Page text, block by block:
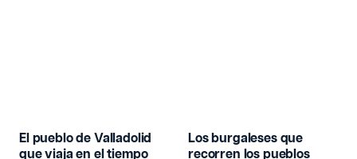
El pueblo de Valladolid
que viaja en el tiempo
Los burgaleses que
recorren los pueblos